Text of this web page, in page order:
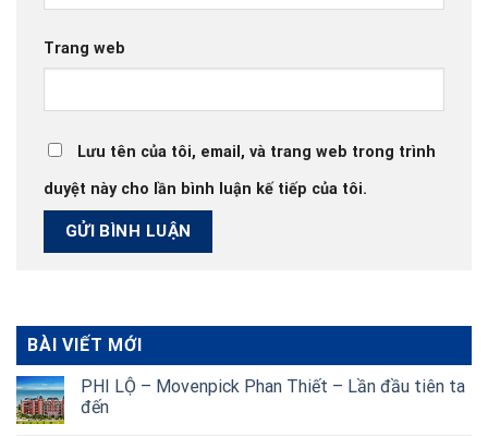
Trang web
Lưu tên của tôi, email, và trang web trong trình
duyệt này cho lần bình luận kế tiếp của tôi.
BÀI VIẾT MỚI
PHI LỘ – Movenpick Phan Thiết – Lần đầu tiên ta
đến